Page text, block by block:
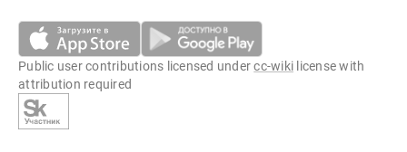
Public user contributions licensed undercc-wiki license with
attribution required